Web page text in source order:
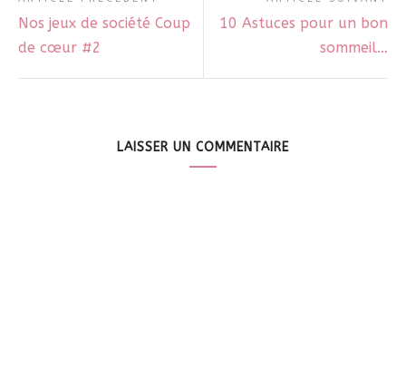
Nos jeux de société Coup
de cœur #2
10 Astuces pour un bon
sommeil…
LAISSER UN COMMENTAIRE